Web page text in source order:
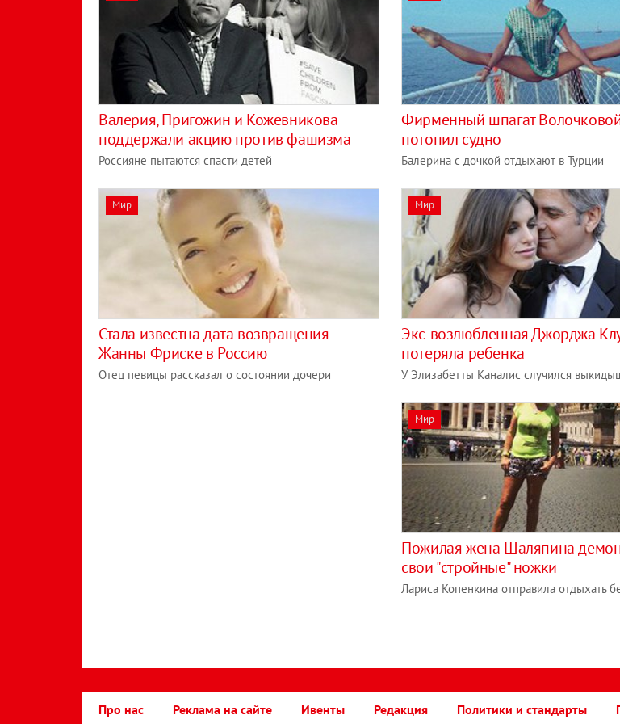
Валерия, Пригожин и Кожевникова
поддержали акцию против фашизма
Россияне пытаются спасти детей
Фирменный шпагат
потопил судно
Балерина с дочкой отдыхают в Турции
Мир
Стала известна дата возвращения
Жанны Фриске в Россию
Отец певицы рассказал о состоянии дочери
Мир
Экс-возлюбленная Джорджа
потеряла ребенка
У Элизабетты Каналис случился
Мир
Пожилая жена Шаляпина
свои "стройные" ножки
Лариса Копенкина отправила отдыхать
Про нас Реклама на сайте Ивенты Редакция Политики и стандарты